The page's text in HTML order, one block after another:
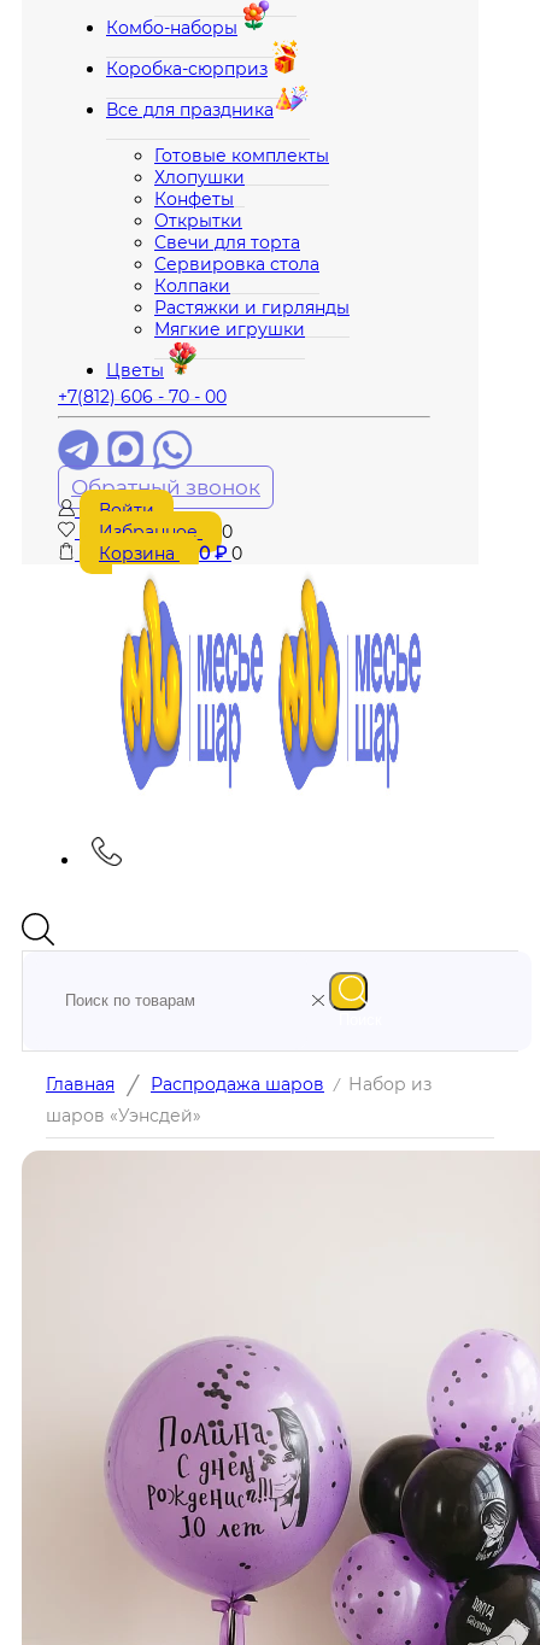
Комбо-наборы
Коробка-сюрприз
Все для праздника
Готовые комплекты
Хлопушки
Конфеты
Открытки
Свечи для торта
Сервировка стола
Колпаки
Растяжки и гирлянды
Мягкие игрушки
Цветы
+7(812) 606 - 70 - 00
Обратный звонок
Войти
Избранное
0
Корзина
0₽ 0
Главная / Распродажа шаров / Набор из
шаров «Уэнсдей»